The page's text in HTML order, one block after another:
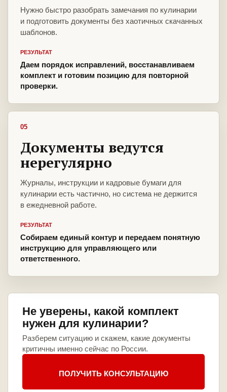
Нужно быстро разобрать замечания по кулинарии
и подготовить документы без хаотичных скачанных
шаблонов.
РЕЗУЛЬТАТ
Даем порядок исправлений, восстанавливаем
комплект и готовим позицию для повторной
проверки.
05
Документы ведутся
нерегулярно
Журналы, инструкции и кадровые бумаги для
кулинарии есть частично, но система не держится
в ежедневной работе.
РЕЗУЛЬТАТ
Собираем единый контур и передаем понятную
инструкцию для управляющего или
ответственного.
Не уверены, какой комплект
нужен для кулинарии?
Разберем ситуацию и скажем, какие документы
критичны именно сейчас по России.
ПОЛУЧИТЬ КОНСУЛЬТАЦИЮ